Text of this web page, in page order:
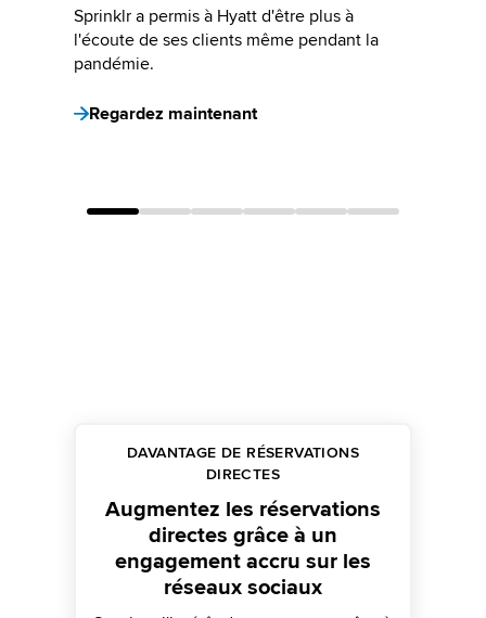
Sprinklr a permis à Hyatt d'être plus à
l'écoute de ses clients même pendant la
pandémie.
Regardez maintenant
DAVANTAGE DE RÉSERVATIONS
DIRECTES
Augmentez les réservations
directes grâce à un
engagement accru sur les
réseaux sociaux